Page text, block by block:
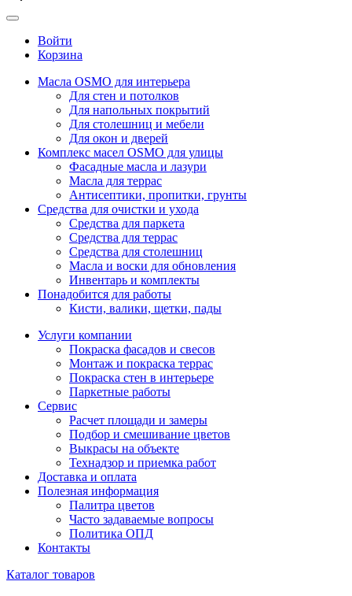
Войти
Корзина
Масла OSMO для интерьера
Для стен и потолков
Для напольных покрытий
Для столешниц и мебели
Для окон и дверей
Комплекс масел OSMO для улицы
Фасадные масла и лазури
Масла для террас
Антисептики, пропитки, грунты
Средства для очистки и ухода
Средства для паркета
Средства для террас
Средства для столешниц
Масла и воски для обновления
Инвентарь и комплекты
Понадобится для работы
Кисти, валики, щетки, пады
Услуги компании
Покраска фасадов и свесов
Монтаж и покраска террас
Покраска стен в интерьере
Паркетные работы
Сервис
Расчет площади и замеры
Подбор и смешивание цветов
Выкрасы на объекте
Технадзор и приемка работ
Доставка и оплата
Полезная информация
Палитра цветов
Часто задаваемые вопросы
Политика ОПД
Контакты
Каталог товаров